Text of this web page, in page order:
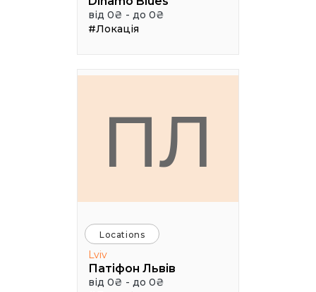
від 0₴ - до 0₴
#Локація
ПЛ
Locations
Lviv
Патіфон Львів
від 0₴ - до 0₴